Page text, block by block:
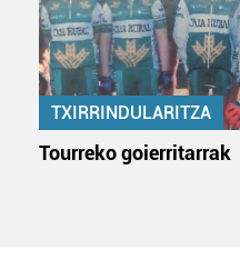
TXIRRINDULARITZA
Tourreko goierritarrak